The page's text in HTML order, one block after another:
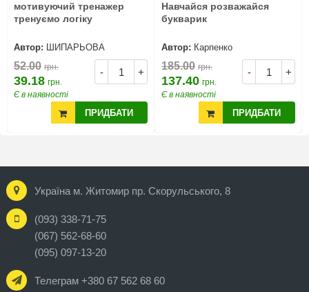
мотивуючий тренажер
тренуємо логіку
Автор: ШИПАРЬОВА
- +
52.00 грн.
39.18 грн.
Є в наявності
ПРИДБАТИ
Навчайся розважайся
букварик
Автор: Карпенко
- +
185.00 грн.
137.40 грн.
Є в наявності
ПРИДБАТИ
Україна м. Житомир пр. Скорульського, 8
(093) 338-71-75
(067) 562-68-60
(095) 097-13-20
Телеграм +380 67 562 68 60